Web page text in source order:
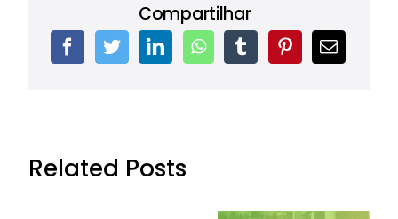
Compartilhar
Related Posts